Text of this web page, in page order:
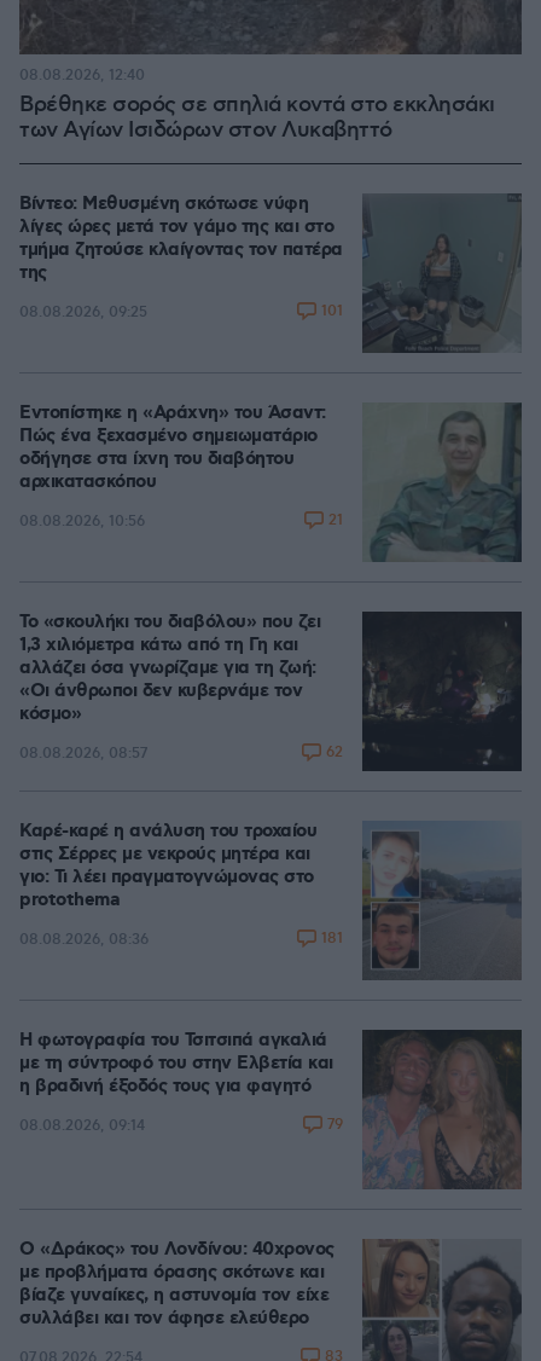
Βρέθηκε σορός σε σπηλιά κοντά στο εκκλησάκι
των Αγίων Ισιδώρων στον Λυκαβηττό
08.08.2026, 12:40
Βίντεο: Μεθυσμένη σκότωσε νύφη
λίγες ώρες μετά τον γάμο της και στο
τμήμα ζητούσε κλαίγοντας τον πατέρα
της
08.08.2026, 09:25 101
Εντοπίστηκε η «Αράχνη» του Άσαντ:
Πώς ένα ξεχασμένο σημειωματάριο
οδήγησε στα ίχνη του διαβόητου
αρχικατασκόπου
08.08.2026, 10:56 21
Το «σκουλήκι του διαβόλου» που ζει
1,3 χιλιόμετρα κάτω από τη Γη και
αλλάζει όσα γνωρίζαμε για τη ζωή:
«Οι άνθρωποι δεν κυβερνάμε τον
κόσμο»
08.08.2026, 08:57 62
Καρέ-καρέ η ανάλυση του τροχαίου
στις Σέρρες με νεκρούς μητέρα και
γιο: Τι λέει πραγματογνώμονας στο
protothema
08.08.2026, 08:36 181
Η φωτογραφία του Τσιτσιπά αγκαλιά
με τη σύντροφό του στην Ελβετία και
η βραδινή έξοδός τους για φαγητό
08.08.2026, 09:14 79
Ο «Δράκος» του Λονδίνου: 40χρονος
με προβλήματα όρασης σκότωνε και
βίαζε γυναίκες, η αστυνομία τον είχε
συλλάβει και τον άφησε ελεύθερο
07.08.2026, 22:54 83